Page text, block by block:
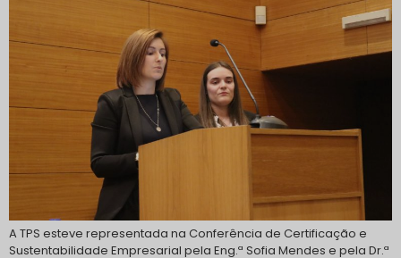
A TPS esteve representada na Conferência de Certificação e
Sustentabilidade Empresarial pela Eng.ª Sofia Mendes e pela Dr.ª